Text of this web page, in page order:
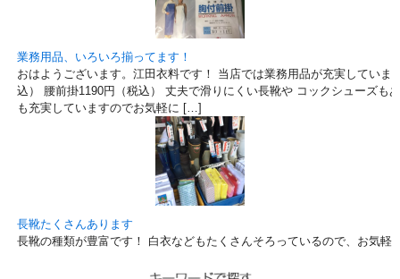
業務用品、いろいろ揃ってます！
おはようございます。江田衣料です！ 当店では業務用品が充実していま
込） 腰前掛1190円（税込） 丈夫で滑りにくい長靴や コックシューズも
も充実していますのでお気軽に […]
長靴たくさんあります
長靴の種類が豊富です！ 白衣などもたくさんそろっているので、お気